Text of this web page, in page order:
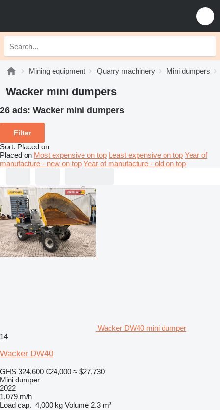
Mining equipment Quarry machinery Mini dumpers
Wacker mini dumpers
26 ads: Wacker mini dumpers
Filter
Sort: Placed on
Placed on Most expensive on top Least expensive on top Year of
manufacture - new on top Year of manufacture - old on top
Wacker DW40 mini dumper
14
Wacker DW40
GHS 324,600 €24,000 ≈ $27,730
Mini dumper
2022
1,079 m/h
Load cap. 4,000 kg Volume 2.3 m³